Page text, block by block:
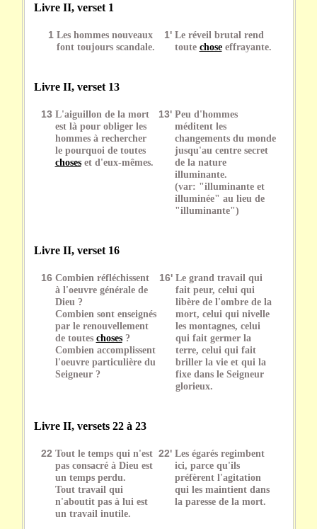
Livre II, verset 1
1 Les hommes nouveaux
font toujours scandale.
1' Le réveil brutal rend
toute choseeffrayante.
Livre II, verset 13
13 L'aiguillon de la mort
est là pour obliger les
hommes à rechercher
le pourquoi de toutes
choseset d'eux-mêmes.
13' Peu d'hommes
méditent les
changements du monde
jusqu'au centre secret
de la nature
illuminante.
(var: "illuminante et
illuminée" au lieu de
"illuminante")
Livre II, verset 16
16 Combien réfléchissent
à l'oeuvre générale de
Dieu ?
Combien sont enseignés
par le renouvellement
de toutes choses?
Combien accomplissent
l'oeuvre particulière du
Seigneur ?
16' Le grand travail qui
fait peur, celui qui
libère de l'ombre de la
mort, celui qui nivelle
les montagnes, celui
qui fait germer la
terre, celui qui fait
briller la vie et qui la
fixe dans le Seigneur
glorieux.
Livre II, versets 22 à 23
22 Tout le temps qui n'est
pas consacré à Dieu est
un temps perdu.
Tout travail qui
n'aboutit pas à lui est
un travail inutile.
22' Les égarés regimbent
ici, parce qu'ils
préfèrent l'agitation
qui les maintient dans
la paresse de la mort.